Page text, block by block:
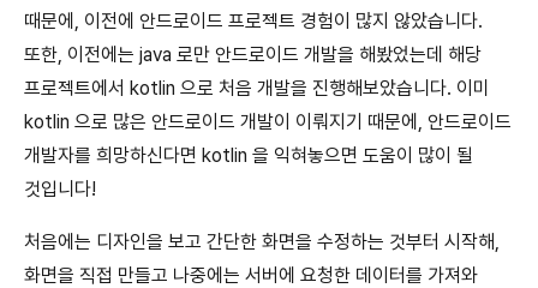
때문에, 이전에 안드로이드 프로젝트 경험이 많지 않았습니다.
또한, 이전에는 java 로만 안드로이드 개발을 해봤었는데 해당
프로젝트에서 kotlin 으로 처음 개발을 진행해보았습니다. 이미
kotlin 으로 많은 안드로이드 개발이 이뤄지기 때문에, 안드로이드
개발자를 희망하신다면 kotlin 을 익혀놓으면 도움이 많이 될
것입니다!
처음에는 디자인을 보고 간단한 화면을 수정하는 것부터 시작해,
화면을 직접 만들고 나중에는 서버에 요청한 데이터를 가져와